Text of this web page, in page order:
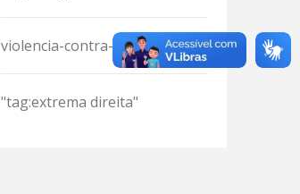
violencia-contra-mulher
"tag:extrema direita"